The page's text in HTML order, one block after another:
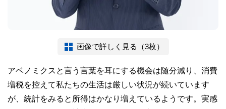
画像で詳しく見る（3枚）
アベノミクスと言う言葉を耳にする機会は随分減り、消費
増税を控えて私たちの生活は厳しい状況が続いています
が、統計をみると所得はかなり増えているようです。実感